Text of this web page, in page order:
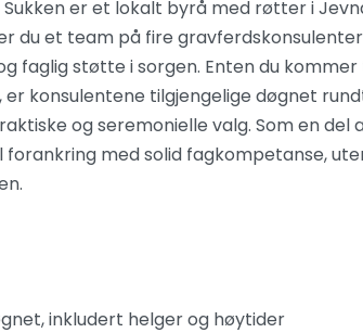
er et lokalt byrå med røtter i
du et team på fire
faglig støtte i sorgen. Enten du
konsulentene tilgjengelige døgnet
og seremonielle valg. Som en del
med solid fagkompetanse,
inkludert helger og høytider